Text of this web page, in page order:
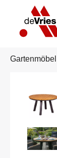
Gartenmöbel